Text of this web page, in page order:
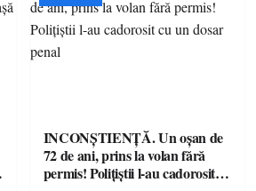
INCONȘTIENȚĂ. Un oșan de
72 de ani, prins la volan fără
permis! Polițiștii l-au cadorosit